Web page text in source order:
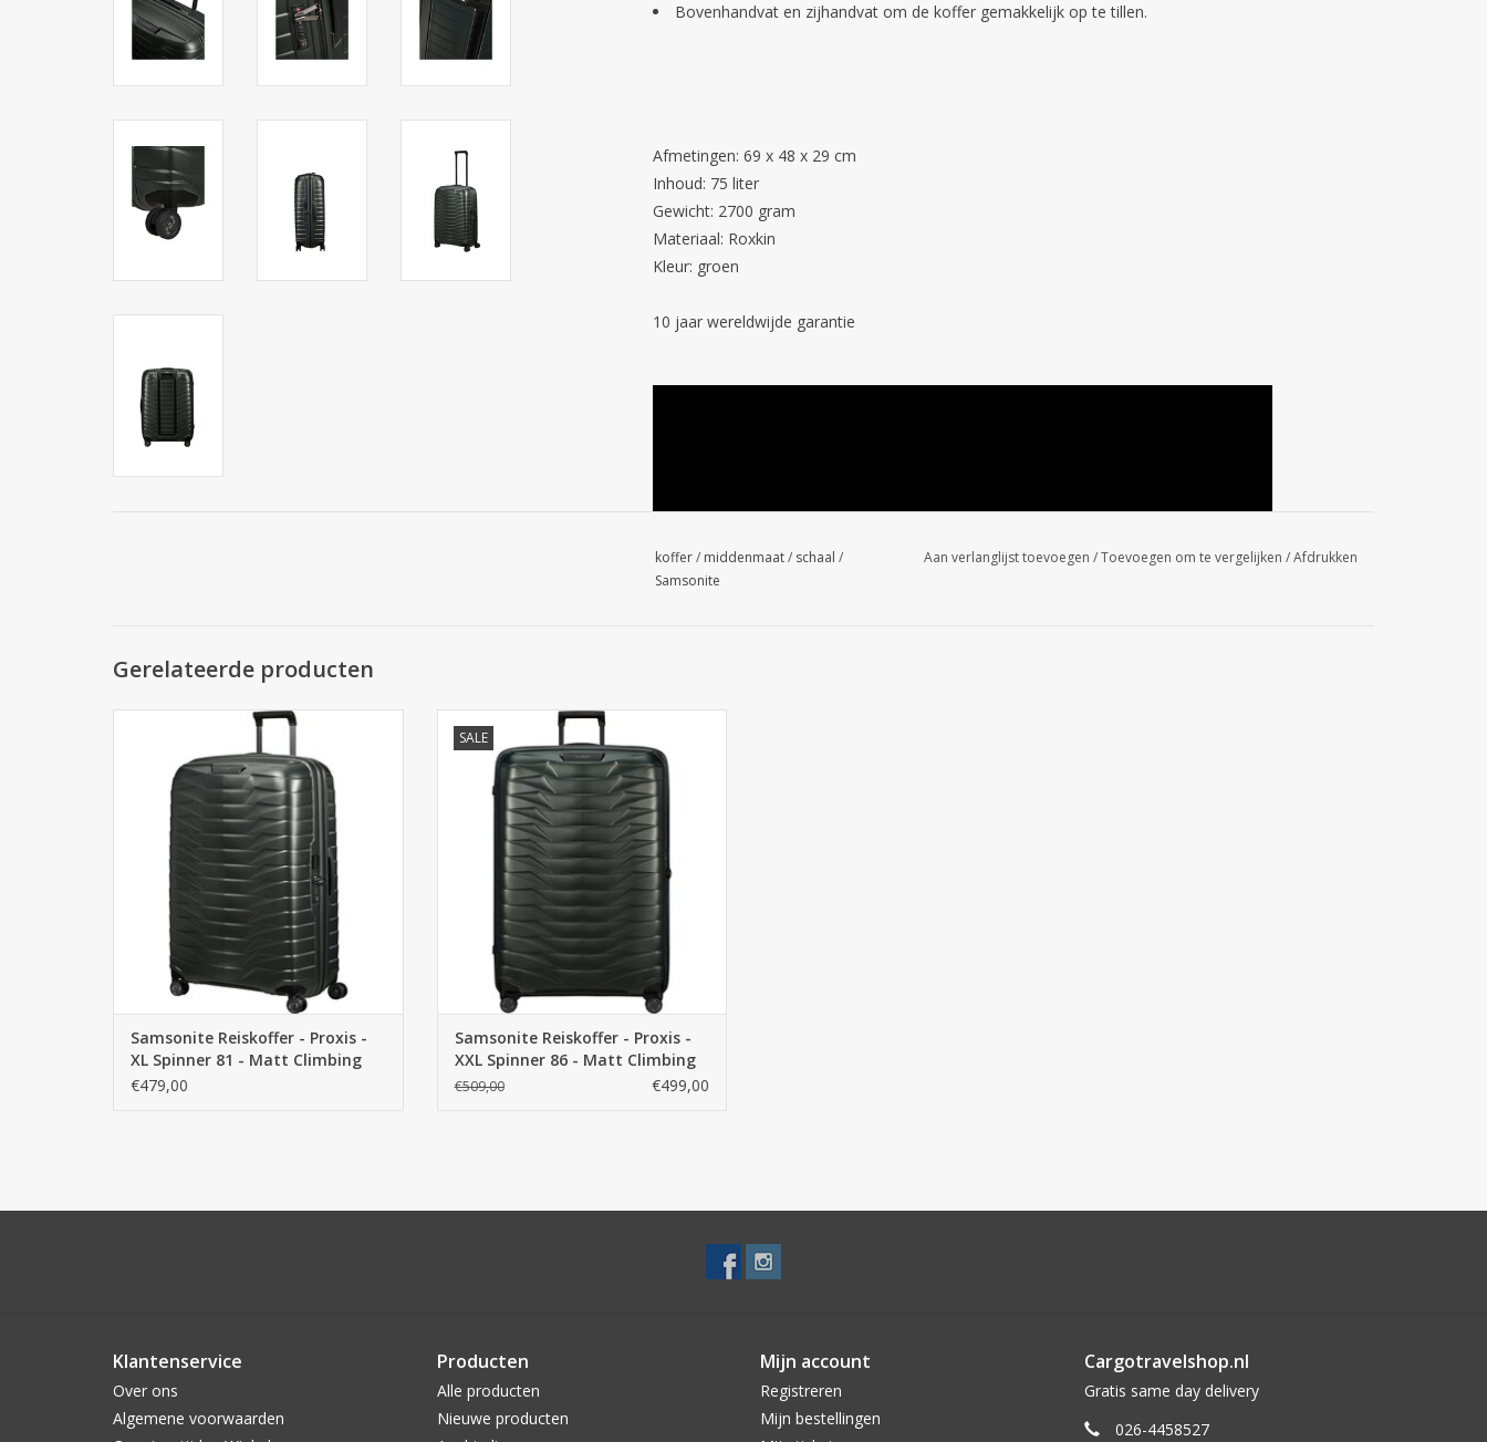
Bovenhandvat en zijhandvat om de koffer gemakkelijk op te tillen.
Afmetingen: 69 x 48 x 29 cm
Inhoud: 75 liter
Gewicht: 2700 gram
Materiaal: Roxkin
Kleur: groen
10 jaar wereldwijde garantie
koffer/ middenmaat/ schaal /
Samsonite
Aan verlanglijst toevoegen /Toevoegen om te vergelijken /Afdrukken
Gerelateerde producten
De Samsonite Proxis Spinner 81 in Matt
Roxkin™ koffer (124L). Nu bij Cargo
Travelshop Arnhem.
TOEVOEGEN AAN WINKELWAGEN
Samsonite Reiskoffer - Proxis -
XL Spinner 81 - Matt Climbing
Ivy
€479,00
SALE
Samsonite Reiskoffer - Proxis - XXL Spinner
86 - Matt Climbing Ivy. Superlichte
onbreekbare zeer grote maat koffer.
Winkel in Arnhem of online bestellen
TOEVOEGEN AAN WINKELWAGEN
Samsonite Reiskoffer - Proxis -
XXL Spinner 86 - Matt Climbing
Ivy
€509,00 €499,00
Klantenservice
Over ons
Algemene voorwaarden
Producten
Alle producten
Nieuwe producten
Mijn account
Registreren
Mijn bestellingen
Cargotravelshop.nl
Gratis same day delivery
026-4458527